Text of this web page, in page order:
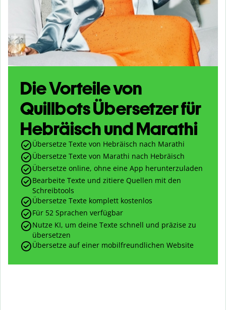
Die Vorteile von
Quillbots Übersetzer für
Hebräisch und Marathi
Übersetze Texte von Hebräisch nach Marathi
Übersetze Texte von Marathi nach Hebräisch
Übersetze online, ohne eine App herunterzuladen
Bearbeite Texte und zitiere Quellen mit den
Schreibtools
Übersetze Texte komplett kostenlos
Für 52 Sprachen verfügbar
Nutze KI, um deine Texte schnell und präzise zu
übersetzen
Übersetze auf einer mobilfreundlichen Website